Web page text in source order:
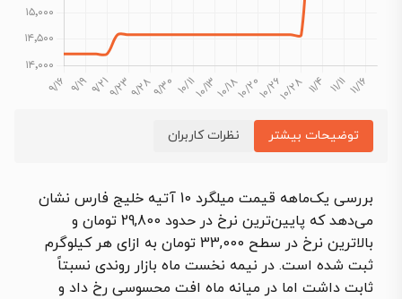
توضیحات بیشتر نظرات کاربران
بررسی یک‌ماهه قیمت میلگرد 10 آتیه خلیج فارس نشان
می‌دهد که پایین‌ترین نرخ در حدود 29,800 تومان و
بالاترین نرخ در سطح 33,000 تومان به ازای هر کیلوگرم
ثبت شده است. در نیمه نخست ماه بازار روندی نسبتاً
ثابت داشت اما در میانه ماه افت محسوسی رخ داد و